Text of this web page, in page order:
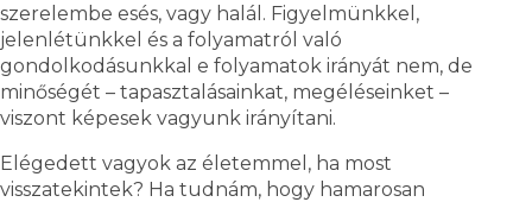
szerelembe esés, vagy halál. Figyelmünkkel,
jelenlétünkkel és a folyamatról való
gondolkodásunkkal e folyamatok irányát nem, de
minőségét – tapasztalásainkat, megéléseinket –
viszont képesek vagyunk irányítani.
Elégedett vagyok az életemmel, ha most
visszatekintek? Ha tudnám, hogy hamarosan